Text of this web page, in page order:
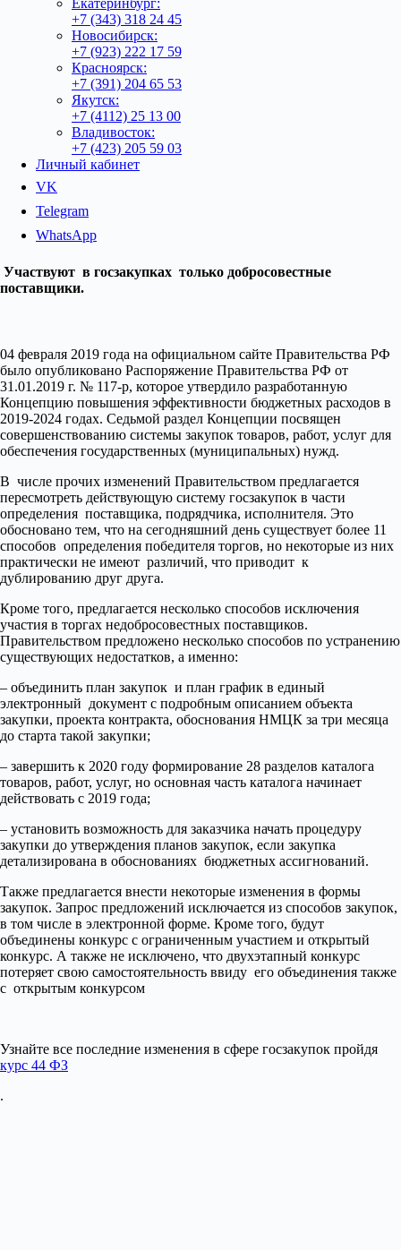
Екатеринбург:
+7 (343) 318 24 45
Новосибирск:
+7 (923) 222 17 59
Красноярск:
+7 (391) 204 65 53
Якутск:
+7 (4112) 25 13 00
Владивосток:
+7 (423) 205 59 03
Личный кабинет
VK
Telegram
WhatsApp
Участвуют в госзакупках только добросовестные
поставщики.
04 февраля 2019 года на официальном сайте Правительства РФ
было опубликовано Распоряжение Правительства РФ от
31.01.2019 г. № 117-р, которое утвердило разработанную
Концепцию повышения эффективности бюджетных расходов в
2019-2024 годах. Седьмой раздел Концепции посвящен
совершенствованию системы закупок товаров, работ, услуг для
обеспечения государственных (муниципальных) нужд.
В числе прочих изменений Правительством предлагается
пересмотреть действующую систему госзакупок в части
определения поставщика, подрядчика, исполнителя. Это
обосновано тем, что на сегодняшний день существует более 11
способов определения победителя торгов, но некоторые из них
практически не имеют различий, что приводит к
дублированию друг друга.
Кроме того, предлагается несколько способов исключения
участия в торгах недобросовестных поставщиков.
Правительством предложено несколько способов по устранению
существующих недостатков, а именно:
– объединить план закупок и план график в единый
электронный документ с подробным описанием объекта
закупки, проекта контракта, обоснования НМЦК за три месяца
до старта такой закупки;
– завершить к 2020 году формирование 28 разделов каталога
товаров, работ, услуг, но основная часть каталога начинает
действовать с 2019 года;
– установить возможность для заказчика начать процедуру
закупки до утверждения планов закупок, если закупка
детализирована в обоснованиях бюджетных ассигнований.
Также предлагается внести некоторые изменения в формы
закупок. Запрос предложений исключается из способов закупок,
в том числе в электронной форме. Кроме того, будут
объединены конкурс с ограниченным участием и открытый
конкурс. А также не исключено, что двухэтапный конкурс
потеряет свою самостоятельность ввиду его объединения также
с открытым конкурсом
Узнайте все последние изменения в сфере госзакупок пройдя
курс 44 ФЗ
.